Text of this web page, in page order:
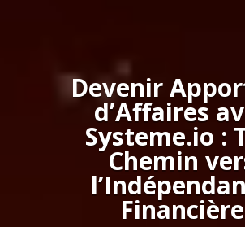
Devenir
d’Affaires
Systeme.io :
Chemin
Financière